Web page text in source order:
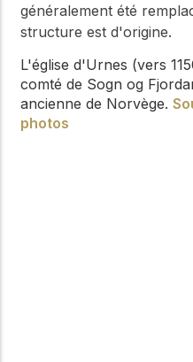
généralement été
structure est d'origine.
L'église d'Urnes (vers
comté de Sogn og
ancienne de Norvège.
photos